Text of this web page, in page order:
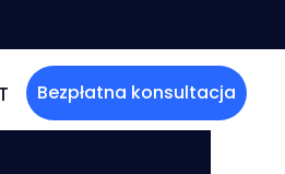
Bezpłatna konsultacja